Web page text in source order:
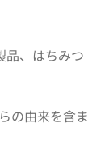
品、はちみつ
の由来を含ま